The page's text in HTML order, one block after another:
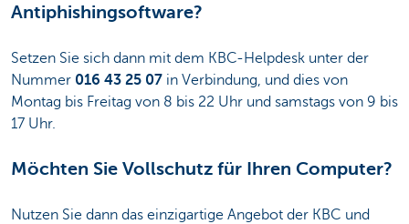
Antiphishingsoftware?
Setzen Sie sich dann mit dem KBC-Helpdesk unter der
Nummer 016 43 25 07 in Verbindung, und dies von
Montag bis Freitag von 8 bis 22 Uhr und samstags von 9 bis
17 Uhr.
Möchten Sie Vollschutz für Ihren Computer?
Nutzen Sie dann das einzigartige Angebot der KBC und